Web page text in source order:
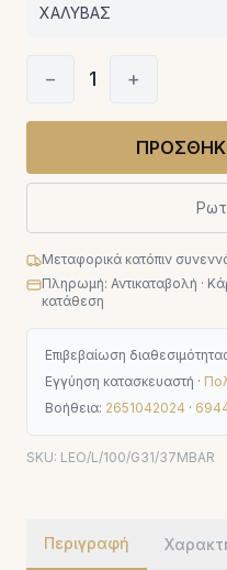
ΧΑΛΥΒΑΣ
− 1 +
Μεταφορικά κατόπιν
Πληρωμή: Αντικαταβολή ·
κατάθεση
Επιβεβαίωση
Εγγύηση κατασκευαστή ·
Βοήθεια: 2651042024 ·
SKU: LEO/L/100/G31/37MBAR
Περιγραφή